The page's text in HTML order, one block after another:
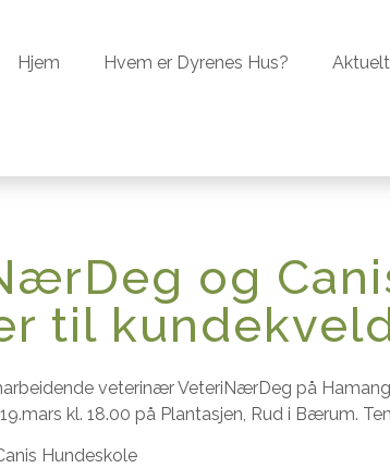
Hjem Hvem er Dyrenes Hus? Aktuelt
og
til
veterinær VeteriNærDeg på
kl. 18.00 på Plantasjen, Rud i Bærum.
Hundeskole